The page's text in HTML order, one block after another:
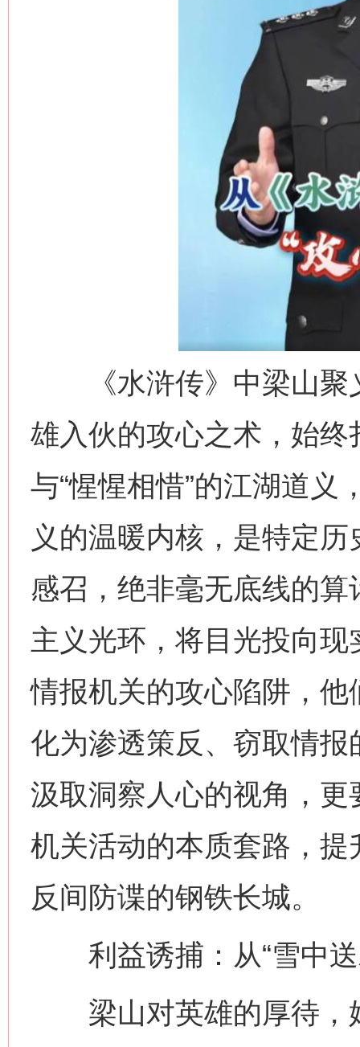
《水浒传》中梁山聚
雄入伙的攻心之术，始终
与“惺惺相惜”的江湖道义
义的温暖内核，是特定
感召，绝非毫无底线的
主义光环，将目光投向
情报机关的攻心陷阱，
化为渗透策反、窃取情
汲取洞察人心的视角，
机关活动的本质套路，
反间防谍的钢铁长城。
利益诱捕：从“雪中送
梁山对英雄的厚待，